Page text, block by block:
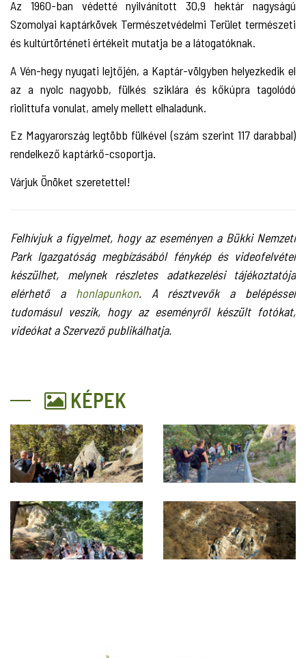
Az 1960-ban védetté nyilvánított 30,9 hektár nagyságú
Szomolyai kaptárkövek Természetvédelmi Terület természeti
és kultúrtörténeti értékeit mutatja be a látogatóknak.
A Vén-hegy nyugati lejtőjén, a Kaptár-völgyben helyezkedik el
az a nyolc nagyobb, fülkés sziklára és kőkúpra tagolódó
riolittufa vonulat, amely mellett elhaladunk.
Ez Magyarország legtöbb fülkével (szám szerint 117 darabbal)
rendelkező kaptárkő-csoportja.
Várjuk Önöket szeretettel!
Felhívjuk a figyelmet, hogy az eseményen a Bükki Nemzeti
Park Igazgatóság megbízásából fénykép és videofelvétel
készülhet, melynek részletes adatkezelési tájékoztatója
elérhető a honlapunkon. A résztvevők a belépéssel
tudomásul veszik, hogy az eseményről készült fotókat,
videókat a Szervező publikálhatja.
KÉPEK